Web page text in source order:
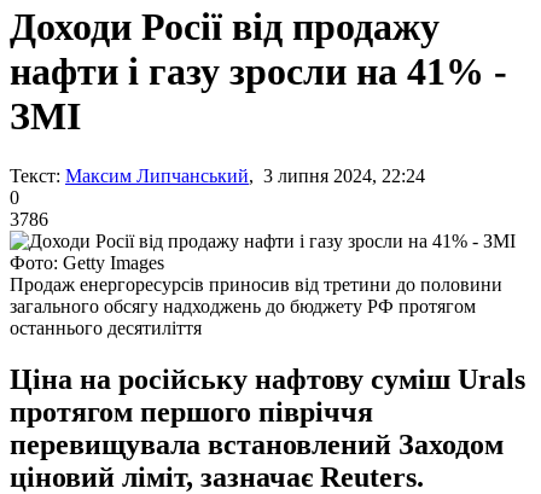
Доходи Росії від продажу
нафти і газу зросли на 41% -
ЗМІ
Текст: Максим Липчанський, 3 липня 2024, 22:24
0
3786
Фото: Getty Images
Продаж енергоресурсів приносив від третини до половини
загального обсягу надходжень до бюджету РФ протягом
останнього десятиліття
Ціна на російську нафтову суміш Urals
протягом першого півріччя
перевищувала встановлений Заходом
ціновий ліміт, зазначає Reuters.